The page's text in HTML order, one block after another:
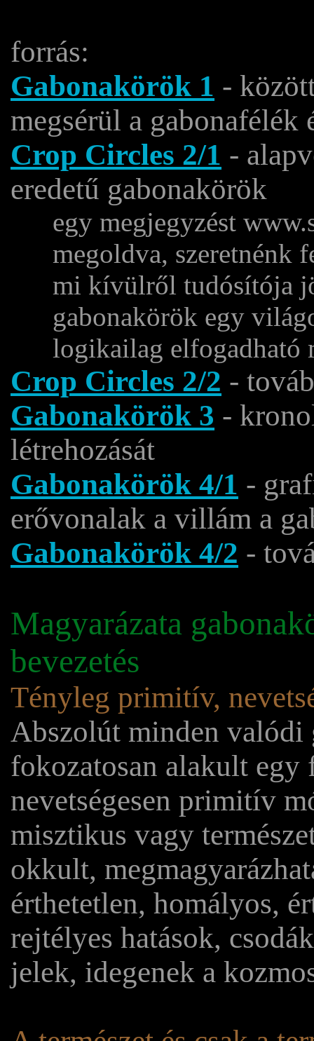
forrás:
Gabonakörök 1 -
megsérül a gabonafélék
Crop Circles 2/1 -
eredetű gabonakörök
egy megjegyzést
megoldva, szeretnénk
mi kívülről tudósítója
gabonakörök egy
logikailag elfogadható
Crop Circles 2/2 -
Gabonakörök 3 -
létrehozását
Gabonakörök 4/1 -
erővonalak a villám a
Gabonakörök 4/2 -
Magyarázata
bevezetés
Tényleg primitív,
Abszolút minden valódi
fokozatosan alakult egy
nevetségesen primitív
misztikus vagy
okkult,
érthetetlen, homályos,
rejtélyes hatások,
jelek, idegenek a